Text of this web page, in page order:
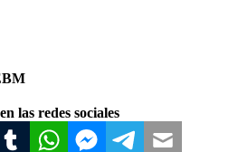
las redes sociales